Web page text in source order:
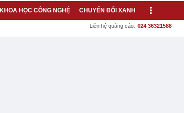
KHOA HỌC CÔNG NGHỆ CHUYỂN ĐỔI XANH
Liên hệ quảng cáo: 024 36321588